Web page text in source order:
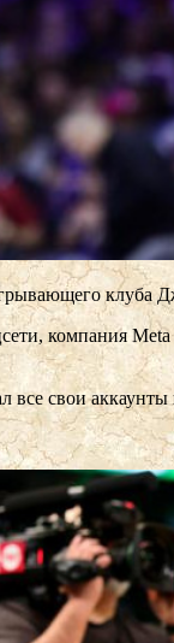
клуба
компания
свои